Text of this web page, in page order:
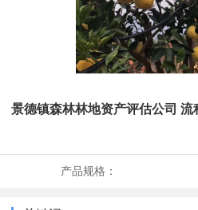
景德镇森林林地资产评估公司 流
产品规格：